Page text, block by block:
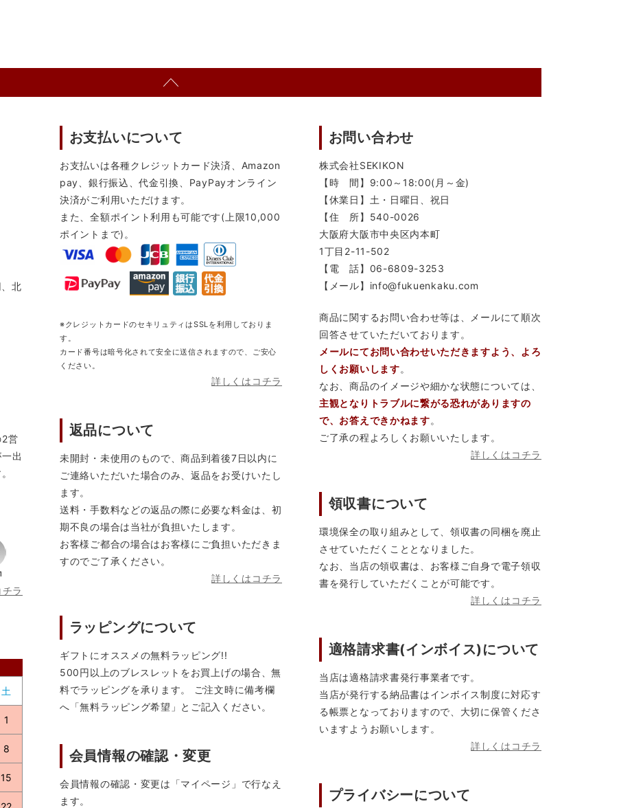
北
2営
出
ラ
土
1
8
15
お支払いについて
お支払いは各種クレジットカード決済、Amazon
pay、銀行振込、代金引換、PayPayオンライン
決済がご利用いただけます。
また、全額ポイント利用も可能です(上限10,000
ポイントまで)。
※クレジットカードのセキリュティはSSLを利用しておりま
す。
カード番号は暗号化されて安全に送信されますので、ご安心
ください。
詳しくはコチラ
返品について
未開封・未使用のもので、商品到着後7日以内に
ご連絡いただいた場合のみ、返品をお受けいたし
ます。
送料・手数料などの返品の際に必要な料金は、初
期不良の場合は当社が負担いたします。
お客様ご都合の場合はお客様にご負担いただきま
すのでご了承ください。
詳しくはコチラ
ラッピングについて
ギフトにオススメの無料ラッピング!!
500円以上のブレスレットをお買上げの場合、無
料でラッピングを承ります。 ご注文時に備考欄
へ「無料ラッピング希望」とご記入ください。
会員情報の確認・変更
会員情報の確認・変更は「マイページ」で行なえ
ます。
お問い合わせ
株式会社SEKIKON
【時 間】9:00～18:00(月～金)
【休業日】土・日曜日、祝日
【住 所】540-0026
大阪府大阪市中央区内本町
1丁目2-11-502
【電 話】06-6809-3253
【メール】info@fukuenkaku.com
商品に関するお問い合わせ等は、メールにて順次
回答させていただいております。
メールにてお問い合わせいただきますよう、よろ
しくお願いします。
なお、商品のイメージや細かな状態については、
主観となりトラブルに繋がる恐れがありますの
で、お答えできかねます。
ご了承の程よろしくお願いいたします。
詳しくはコチラ
領収書について
環境保全の取り組みとして、領収書の同梱を廃止
させていただくこととなりました。
なお、当店の領収書は、お客様ご自身で電子領収
書を発行していただくことが可能です。
詳しくはコチラ
適格請求書(インボイス)について
当店は適格請求書発行事業者です。
当店が発行する納品書はインボイス制度に対応す
る帳票となっておりますので、大切に保管くださ
いますようお願いします。
詳しくはコチラ
プライバシーについて